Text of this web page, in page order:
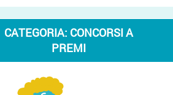
CATEGORIA: CONCORSI A
PREMI